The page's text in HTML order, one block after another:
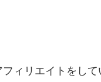
ィリエイトをし